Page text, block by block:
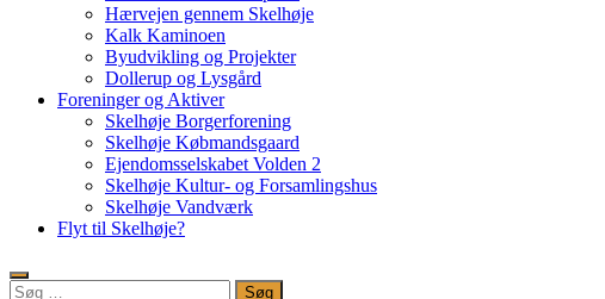
Hærvejen gennem Skelhøje
Kalk Kaminoen
Byudvikling og Projekter
Dollerup og Lysgård
Foreninger og Aktiver
Skelhøje Borgerforening
Skelhøje Købmandsgaard
Ejendomsselskabet Volden 2
Skelhøje Kultur- og Forsamlingshus
Skelhøje Vandværk
Flyt til Skelhøje?
Søg